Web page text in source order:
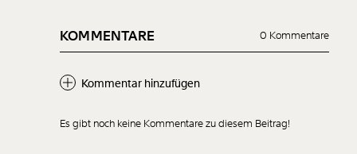
KOMMENTARE 0 Kommentare
Kommentar hinzufügen
Es gibt noch keine Kommentare zu diesem Beitrag!